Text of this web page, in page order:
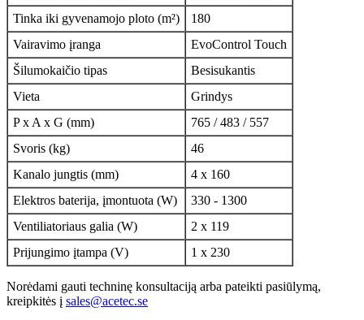
Tinka iki gyvenamojo ploto (m²)
180
Vairavimo įranga
EvoControl Touch
Šilumokaičio tipas
Besisukantis
Vieta
Grindys
P x A x G (mm)
765 / 483 / 557
Svoris (kg)
46
Kanalo jungtis (mm)
4 x 160
Elektros baterija, įmontuota (W)
330 - 1300
Ventiliatoriaus galia (W)
2 x 119
Prijungimo įtampa (V)
1 x 230
Norėdami gauti techninę konsultaciją arba pateikti pasiūlymą,
kreipkitės į sales@acetec.se